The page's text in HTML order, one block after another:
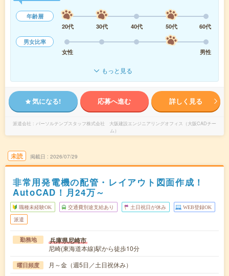
年齢層
20代
30代 40代 50代
60代
男女比率
女性
男性
もっと見る
気になる! 応募へ進む 詳しく見る
派遣会社
パーソルテンプスタッフ株式会社 大阪建設エンジニアリングオフィス（大阪CADチー
ム）
未読 掲載日 2026/07/29
非常用発電機の配管・レイアウト図面作成！
AutoCAD！月24万～
職種未経験OK 交通費別途支給あり 土日祝日が休み WEB登録OK
派遣
勤務地 兵庫県尼崎市
尼崎(東海道本線)駅から徒歩10分
曜日頻度 月～金（週5日／土日祝休み）